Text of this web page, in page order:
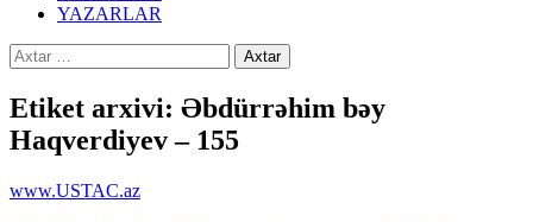
YAZARLAR
Axtarış:
Etiket arxivi: Əbdürrəhim bəy
Haqvеrdiyеv – 155
www.USTAC.az